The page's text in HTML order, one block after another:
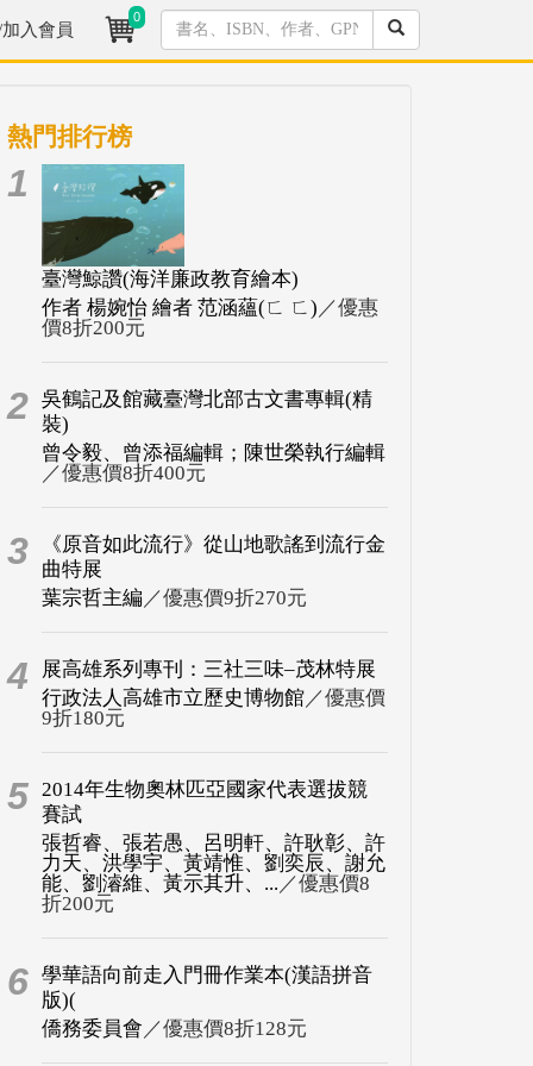
入會員
0
熱門排行榜
1
臺灣鯨讚(海洋廉政教育繪本)
作者 楊婉怡 繪者 范涵蘊(ㄈ ㄈ) ／優惠
價8折200元
2 吳鶴記及館藏臺灣北部古文書專輯(精
裝)
曾令毅、曾添福編輯；陳世榮執行編輯
／優惠價8折400元
3
《原音如此流行》從山地歌謠到流行金
曲特展
葉宗哲主編 ／優惠價9折270元
4
展高雄系列專刊：三社三味–茂林特展
行政法人高雄市立歷史博物館／優惠價
9折180元
5 2014年生物奧林匹亞國家代表選拔競
賽試
張哲睿、張若愚、呂明軒、許耿彰、許
力天、洪學宇、黃靖惟、劉奕辰、謝允
能、劉濬維、黃示其升、... ／優惠價8
折200元
6 學華語向前走入門冊作業本(漢語拼音
版)(
僑務委員會 ／優惠價8折128元